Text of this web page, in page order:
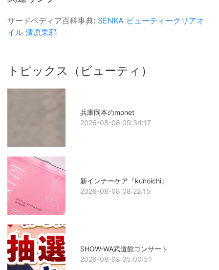
サードペディア百科事典: SENKA ビューティークリアオ
イル 清原果耶
トピックス（ビューティ）
兵庫岡本のmonet
2026-08-08 09:34:17
新インナーケア『kunoichi』
2026-08-08 08:22:15
SHOW-WA武道館コンサート
2026-08-08 05:00:51